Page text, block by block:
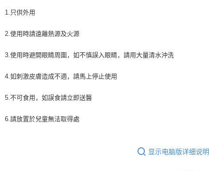
1.只供外用
2.使用時請遠離熱源及火源
3.使用時避開眼睛周圍，如不慎誤入眼睛，請用大量清水沖洗
4.如刺激皮膚造成不適，請馬上停止使用
5.不可食用，如誤食請立即送醫
6.請放置於兒童無法取得處
显示电脑版详细说明